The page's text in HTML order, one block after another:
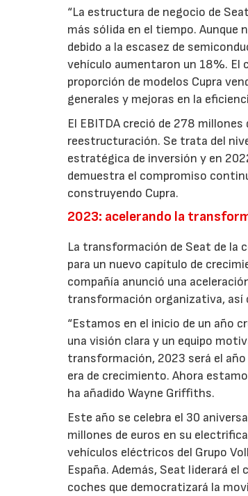
“La estructura de negocio de
más sólida en el tiempo. Aunque
debido a la escasez de
vehículo aumentaron un 18%. El
proporción de modelos Cupra
generales y mejoras en la
El EBITDA creció de 278
reestructuración. Se trata del
estratégica de inversión y en
demuestra el compromiso
construyendo Cupra.
2023: acelerando la
La transformación de Seat de la
para un nuevo capítulo de
compañía anunció una
transformación organizativa, así
“Estamos en el inicio de un año
una visión clara y un equipo
transformación, 2023 será el
era de crecimiento. Ahora
ha añadido Wayne Griffiths.
Este año se celebra el 30
millones de euros en su
vehículos eléctricos del Grupo
España. Además, Seat liderará el
coches que democratizará la